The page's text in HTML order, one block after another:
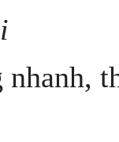
nhanh,